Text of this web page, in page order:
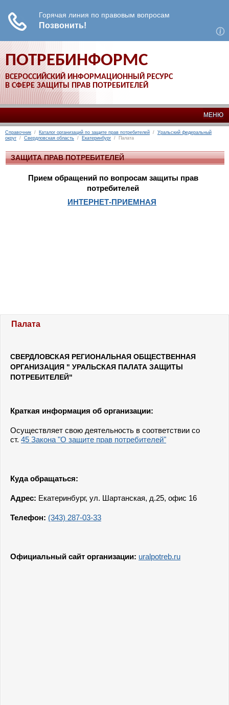
ПОТРЕБИНФОРМС
ВСЕРОССИЙСКИЙ ИНФОРМАЦИОННЫЙ РЕСУРС
В СФЕРЕ ЗАЩИТЫ ПРАВ ПОТРЕБИТЕЛЕЙ
МЕНЮ
Справочник / Каталог организаций по защите прав потребителей / Уральский федеральный
округ / Свердловская область / Екатеринбург / Палата
ЗАЩИТА ПРАВ ПОТРЕБИТЕЛЕЙ
Прием обращений по вопросам защиты прав
потребителей
ИНТЕРНЕТ-ПРИЕМНАЯ
Палата
СВЕРДЛОВСКАЯ РЕГИОНАЛЬНАЯ ОБЩЕСТВЕННАЯ
ОРГАНИЗАЦИЯ " УРАЛЬСКАЯ ПАЛАТА ЗАЩИТЫ
ПОТРЕБИТЕЛЕЙ"
Краткая информация об организации:
Осуществляет свою деятельность в соответствии со
ст. 45 Закона "О защите прав потребителей"
Куда обращаться:
Адрес: Екатеринбург, ул. Шартанская, д.25, офис 16
Телефон: (343) 287-03-33
Официальный сайт организации: uralpotreb.ru